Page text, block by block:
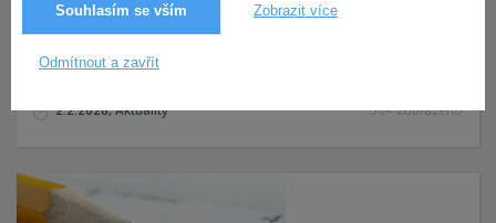
Souhlasím se vším Zobrazit více
Odmítnout a zavřít
30× zobrazeno
2.2.2026,Aktuality